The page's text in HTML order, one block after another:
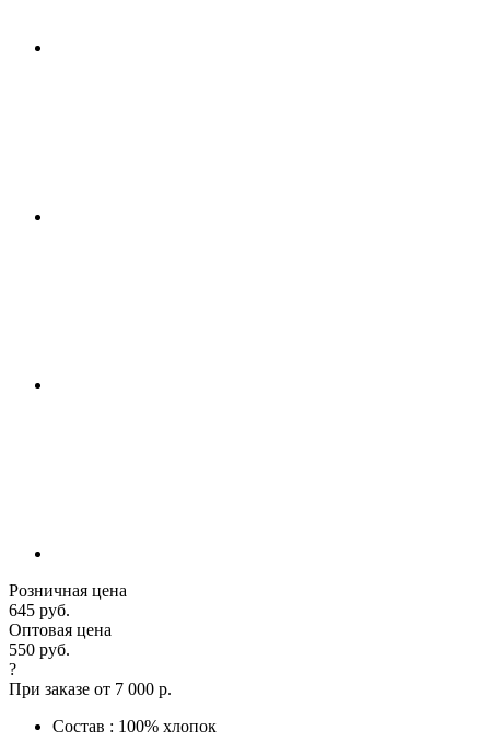
Розничная цена
645 руб.
Оптовая цена
550 руб.
?
При заказе от 7 000 р.
Состав : 100% хлопок